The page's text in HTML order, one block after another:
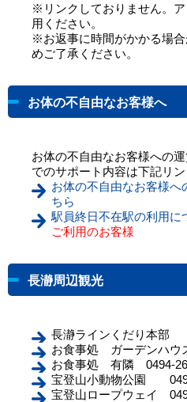
※リンクしておりません。
用ください。
※お返事に時間がかかる場
めご了承ください。
お体の不自由なお客様へ
お体の不自由なお客様への
でのサポート内容は下記リン
お体の不自由なお客様へ
ちら
駅員終日不在駅の利用に
ご利用のお客様
長瀞周辺観光
長瀞ラインくだり本部
お食事処 ガーデンハウ
お食事処 有隣 0494-
宝登山小動物公園
宝登山ロープウェイ